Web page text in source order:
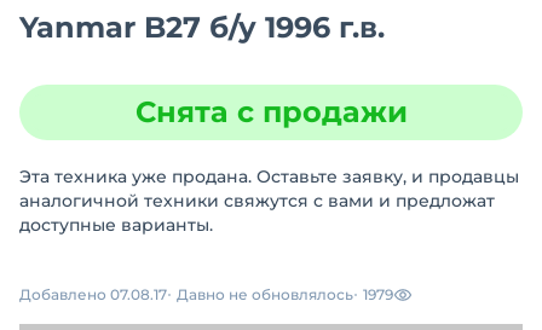
Yanmar B27 б/у 1996 г.в.
Снята с продажи
Эта техника уже продана. Оставьте заявку, и продавцы
аналогичной техники свяжутся с вами и предложат
доступные варианты.
Добавлено 07.08.17 Давно не обновлялось 1979